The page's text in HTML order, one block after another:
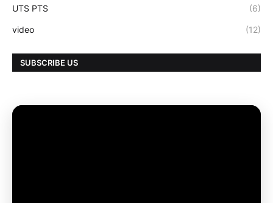
UTS PTS (6)
video (12)
SUBSCRIBE US